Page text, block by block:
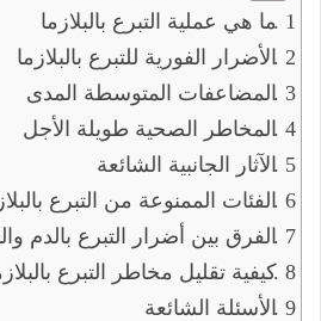
ما هي عملية التبرع بالبلازما
الأضرار الفورية للتبرع بالبلازما
المضاعفات المتوسطة المدى
المخاطر الصحية طويلة الأجل
الآثار الجانبية الشائعة
الفئات الممنوعة من التبرع
الفرق بين أضرار التبرع بالدم
كيفية تقليل مخاطر التبرع
الأسئلة الشائعة